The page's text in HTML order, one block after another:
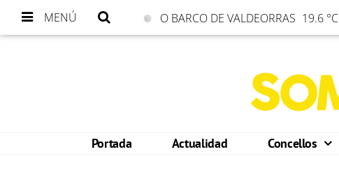
MENÚ O BARCO DE VALDEORRAS 19.6 °C
Portada Actualidad Concellos